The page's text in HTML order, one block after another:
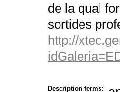
de la qual
sortides
http://
Description terms: